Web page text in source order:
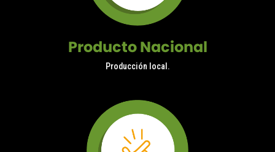
Producto Nacional
Producción local.